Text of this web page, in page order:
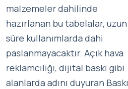
malzemeler dahilinde
hazırlanan bu tabelalar, uzun
süre kullanımlarda dahi
paslanmayacaktır. Açık hava
reklamcılığı, dijital baskı gibi
alanlarda adını duyuran Baskı